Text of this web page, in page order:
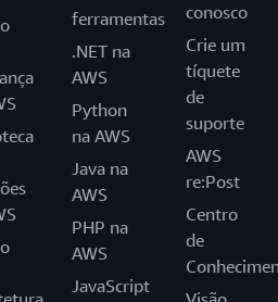
ferramentas
.NET na
AWS
Python
na AWS
Java na
AWS
PHP na
AWS
JavaScript
conosco
Crie um
tíquete
de
suporte
AWS
re:Post
Centro
de